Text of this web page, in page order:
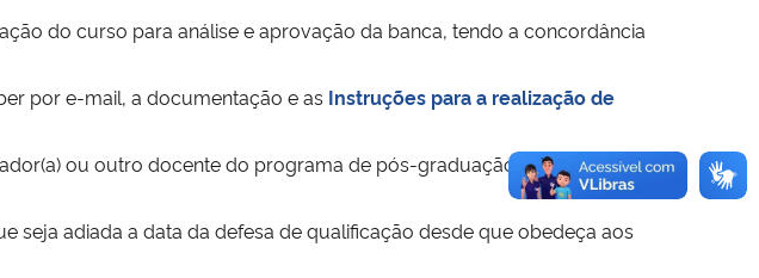
do curso para análise e aprovação da banca, tendo a concordância
por e-mail, a documentação e as Instruções para a realização de
ou outro docente do programa de pós-graduação, homologado
seja adiada a data da defesa de qualificação desde que obedeça aos